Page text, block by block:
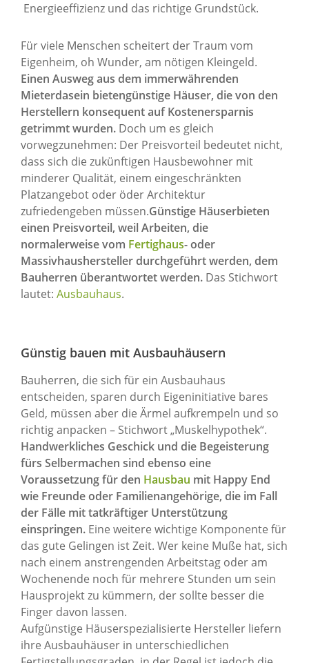
Energieeffizienz und das richtige Grundstück.
Für viele Menschen scheitert der Traum vom
Eigenheim, oh Wunder, am nötigen Kleingeld.
Einen Ausweg aus dem immerwährenden
Mieterdasein bietengünstige Häuser, die von den
Herstellern konsequent auf Kostenersparnis
getrimmt wurden. Doch um es gleich
vorwegzunehmen: Der Preisvorteil bedeutet nicht,
dass sich die zukünftigen Hausbewohner mit
minderer Qualität, einem eingeschränkten
Platzangebot oder öder Architektur
zufriedengeben müssen.Günstige Häuserbieten
einen Preisvorteil, weil Arbeiten, die
normalerweise vom Fertighaus- oder
Massivhaushersteller durchgeführt werden, dem
Bauherren überantwortet werden. Das Stichwort
lautet: Ausbauhaus.
Günstig bauen mit Ausbauhäusern
Bauherren, die sich für ein Ausbauhaus
entscheiden, sparen durch Eigeninitiative bares
Geld, müssen aber die Ärmel aufkrempeln und so
richtig anpacken – Stichwort „Muskelhypothek“.
Handwerkliches Geschick und die Begeisterung
fürs Selbermachen sind ebenso eine
Voraussetzung für den Hausbau mit Happy End
wie Freunde oder Familienangehörige, die im Fall
der Fälle mit tatkräftiger Unterstützung
einspringen. Eine weitere wichtige Komponente für
das gute Gelingen ist Zeit. Wer keine Muße hat, sich
nach einem anstrengenden Arbeitstag oder am
Wochenende noch für mehrere Stunden um sein
Hausprojekt zu kümmern, der sollte besser die
Finger davon lassen.
Aufgünstige Häuserspezialisierte Hersteller liefern
ihre Ausbauhäuser in unterschiedlichen